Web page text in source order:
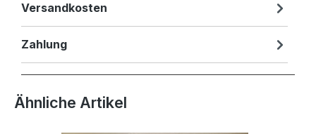
Versandkosten
Zahlung
Produktgalerie überspringen
Ähnliche Artikel